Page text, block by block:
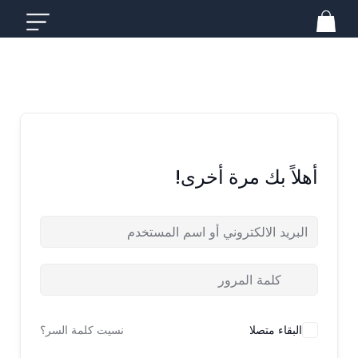
تخطي
أهلاً بك مرة أخرى!
البقاء متصلا نسيت كلمة السر؟